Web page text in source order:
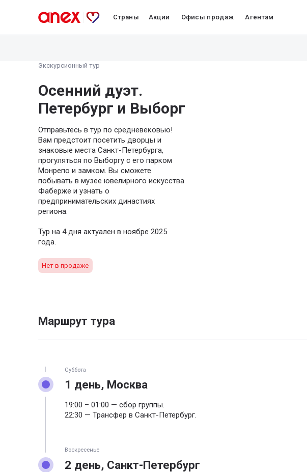
Страны Акции Офисы продаж Агентам
Экскурсионный тур
Осенний дуэт.
Петербург и Выборг
Отправьтесь в тур по средневековью!
Вам предстоит посетить дворцы и
знаковые места Санкт-Петербурга,
прогуляться по Выборгу с его парком
Монрепо и замком. Вы сможете
побывать в музее ювелирного искусства
Фаберже и узнать о
предпринимательских династиях
региона.
Тур на 4 дня актуален в ноябре 2025
года.
Нет в продаже
Маршрут тура
Суббота
1 день, Москва
19:00 – 01:00 — сбор группы.
22:30 — Трансфер в Санкт-Петербург.
Воскресенье
2 день, Санкт-Петербург